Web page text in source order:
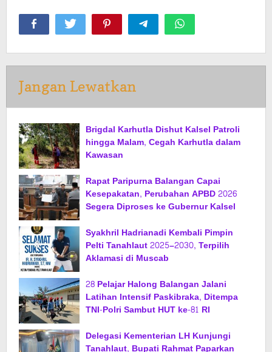
Jangan Lewatkan
Brigdal Karhutla Dishut Kalsel Patroli
hingga Malam, Cegah Karhutla dalam
Kawasan
Rapat Paripurna Balangan Capai
Kesepakatan, Perubahan APBD 2026
Segera Diproses ke Gubernur Kalsel
Syakhril Hadrianadi Kembali Pimpin
Pelti Tanahlaut 2025–2030, Terpilih
Aklamasi di Muscab
28 Pelajar Halong Balangan Jalani
Latihan Intensif Paskibraka, Ditempa
TNI-Polri Sambut HUT ke-81 RI
Delegasi Kementerian LH Kunjungi
Tanahlaut, Bupati Rahmat Paparkan